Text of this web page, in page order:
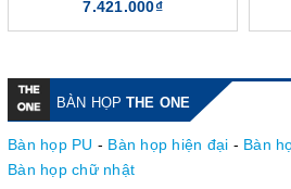
7.421.000₫
BÀN HỌPTHE ONE
Bàn họp PU - Bàn họp hiện đại - Bàn
Bàn họp chữ nhật